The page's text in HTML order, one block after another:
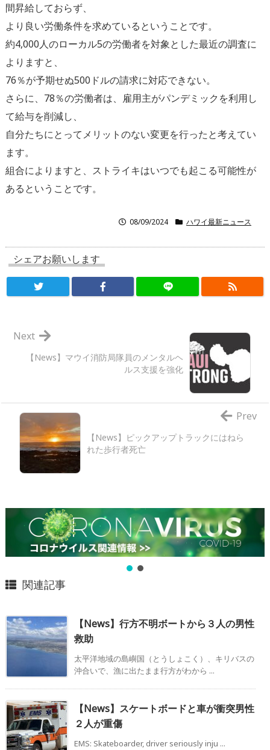
間昇給しておらず、
より良い労働条件を求めているということです。
約4,000人のローカル5の労働者を対象とした最近の調査に
よりますと、
76％が予期せぬ500ドルの請求に対応できない。
さらに、 78％の労働者は、 雇用主がパンデミックを利用し
て給与を削減し、
自分たちにとってメリットのない変更を行ったと考えてい
ます。
組合によりますと、 ストライキはいつでも起こる可能性が
あるということです。
08/09/2024 ハワイ最新ニュース
シェアお願いします
【News】マウイ消防局隊員のメンタルヘ
ルス支援を強化
Next
【News】ピックアップトラックにはねら
れた歩行者死亡
Prev
関連記事
【News】行方不明ボートから３人の男性
救助
太平洋地域の島嶼国（とうしょこく）、キリバスの
沖合いで、漁に出たまま行方がわから ...
【News】スケートボードと車が衝突男性
２人が重傷
EMS: Skateboarder, driver seriously inju ...